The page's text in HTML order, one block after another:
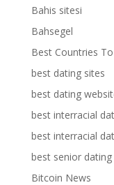
Bahis sitesi
Bahsegel
Best Countries
best dating sites
best dating
best interracial
best interracial
best senior dating
Bitcoin News